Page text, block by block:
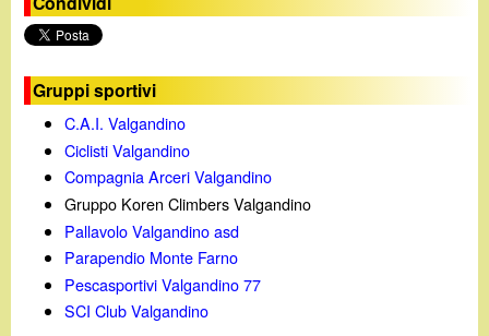
Gruppi sportivi
C.A.I. Valgandino
Ciclisti Valgandino
Compagnia Arceri Valgandino
Gruppo Koren Climbers Valgandino
Pallavolo Valgandino asd
Parapendio Monte Farno
Pescasportivi Valgandino 77
SCI Club Valgandino